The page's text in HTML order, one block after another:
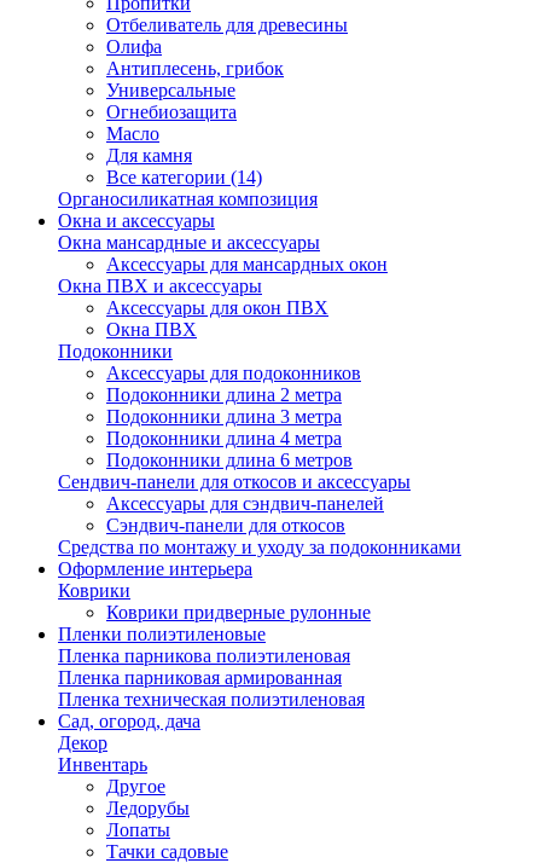
Отбеливатель для древесины
Олифа
Антиплесень, грибок
Универсальные
Огнебиозащита
Масло
Для камня
Все категории (14)
Органосиликатная композиция
Окна и аксессуары
Окна мансардные и аксессуары
Аксессуары для мансардных окон
Окна ПВХ и аксессуары
Аксессуары для окон ПВХ
Окна ПВХ
Подоконники
Аксессуары для подоконников
Подоконники длина 2 метра
Подоконники длина 3 метра
Подоконники длина 4 метра
Подоконники длина 6 метров
Сендвич-панели для откосов и аксессуары
Аксессуары для сэндвич-панелей
Сэндвич-панели для откосов
Средства по монтажу и уходу за подоконниками
Оформление интерьера
Коврики
Коврики придверные рулонные
Пленки полиэтиленовые
Пленка парникова полиэтиленовая
Пленка парниковая армированная
Пленка техническая полиэтиленовая
Сад, огород, дача
Декор
Инвентарь
Другое
Ледорубы
Лопаты
Тачки садовые